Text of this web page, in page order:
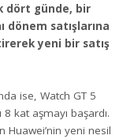
dört günde, bir
dönem satışlarına
yeni bir satış
ise, Watch GT 5
kat aşmayı başardı.
Huawei’nin yeni nesil